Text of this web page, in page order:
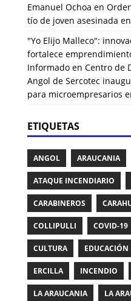
Emanuel Ochoa en
tío de joven asesinada
"Yo Elijo Malleco":
fortalece
Informadoen Centro de
Angol de Sercotec
para microempresarios
ETIQUETAS
ANGOL ARAUCANIA
ATAQUE INCENDIARIO
CARABINEROS
COLLIPULLI COVID-19
CULTURA EDUCACIÓN
ERCILLA INCENDIO
LA ARAUCANIA LA